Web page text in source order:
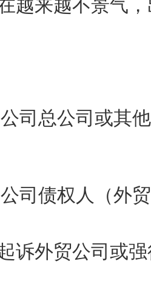
越来越不景气
司总公司或其
司债权人（外
诉外贸公司或